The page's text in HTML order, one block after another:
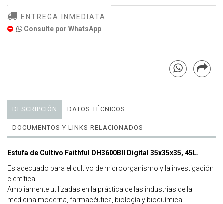
ENTREGA INMEDIATA
Consulte por WhatsApp
DESCRIPCIÓN DATOS TÉCNICOS
DOCUMENTOS Y LINKS RELACIONADOS
Estufa de Cultivo Faithful DH3600BII Digital 35x35x35, 45L.
Es adecuado para el cultivo de microorganismo y la investigación
científica.
Ampliamente utilizadas en la práctica de las industrias de la
medicina moderna, farmacéutica, biología y bioquímica.